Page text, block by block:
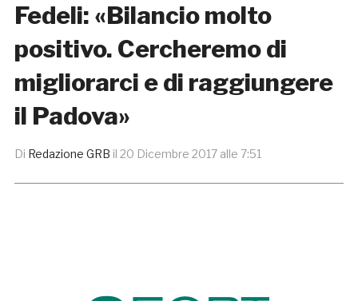
Fedeli: «Bilancio molto
positivo. Cercheremo di
migliorarci e di raggiungere
il Padova»
Di Redazione GRB il 20 Dicembre 2017 alle 7:51